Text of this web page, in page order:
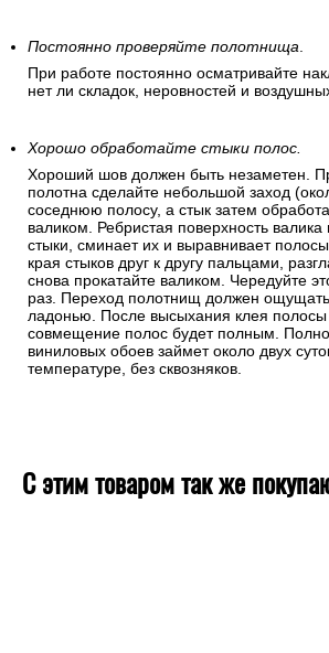
Постоянно проверяйте полотнища.
При работе постоянно осматривайте
нет ли складок, неровностей и
Хорошо обработайте стыки полос.
Хороший шов должен быть незаметен.
полотна сделайте небольшой заход
соседнюю полосу, а стык затем
валиком. Ребристая поверхность валика
стыки, сминает их и выравнивает
края стыков друг к другу пальцами,
снова прокатайте валиком. Чередуйте
раз. Переход полотнищ должен
ладонью. После высыхания клея полосы
совмещение полос будет полным.
виниловых обоев займет около двух
температуре, без сквозняков.
С этим товаром так же